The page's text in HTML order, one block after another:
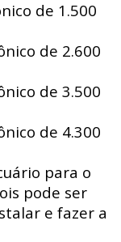
de 1.500
de 2.600
de 3.500
de 4.300
para o
pode ser
e fazer a